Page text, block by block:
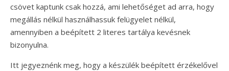
csövet kaptunk csak hozzá, ami lehetőséget ad arra, hogy
megállás nélkül használhassuk felügyelet nélkül,
amennyiben a beépített 2 literes tartálya kevésnek
bizonyulna.
Itt jegyeznénk meg, hogy a készülék beépített érzékelővel